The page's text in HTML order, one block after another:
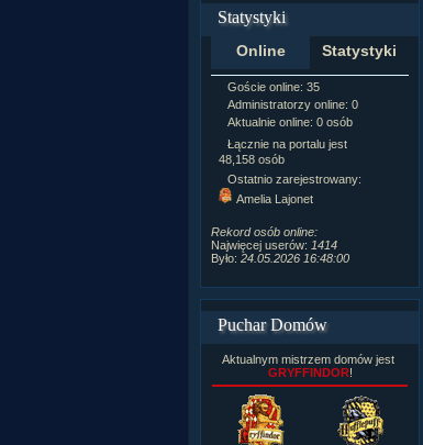
Statystyki
Online Statystyki
Goście online: 35
Administratorzy online: 0
Aktualnie online: 0 osób
Łącznie na portalu jest
48,158 osób
Ostatnio zarejestrowany:
Amelia Lajonet
Rekord osób online:
Najwięcej userów: 1414
Było: 24.05.2026 16:48:00
Puchar Domów
Aktualnym mistrzem domów jest
GRYFFINDOR!